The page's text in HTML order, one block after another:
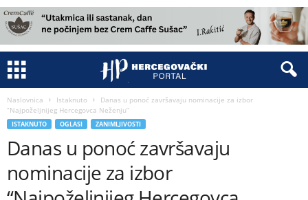
Naslovnica Istaknuto
Danas u ponoć završavaju nominacije za izbor
“Najpoželjnijeg Hercegovca Neženju”
ISTAKNUTO OGLASI ZANIMLJIVOSTI
Danas u ponoć završavaju
nominacije za izbor